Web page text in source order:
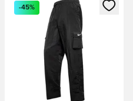
eller tilmelde dig som
Åbner en Modal til at logge
-45%